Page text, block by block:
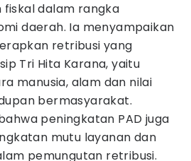
dalam rangka
daerah. Ia menyampaikan
retribusi yang
Tri Hita Karana, yaitu
manusia, alam dan nilai
bermasyarakat.
peningkatan PAD juga
mutu layanan dan
pemungutan retribusi.